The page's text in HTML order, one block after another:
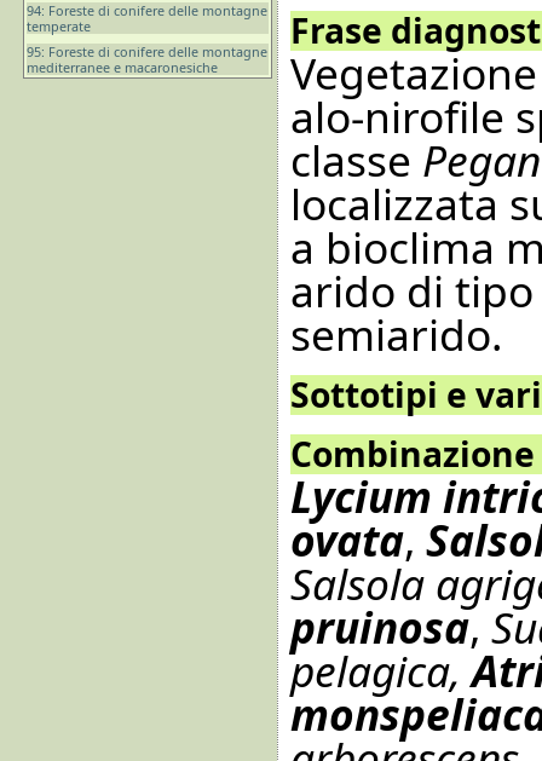
94: Foreste di conifere delle montagne
temperate
95: Foreste di conifere delle montagne
mediterranee e macaronesiche
Frase
alo-nirofile
classe
localizzata
a bioclima
arido di
semiarido.
Sottotipi e
Lycium
ovata,
Salsola
pruinosa,
pelagica,